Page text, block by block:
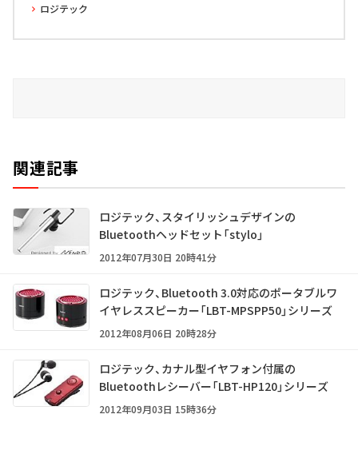
ロジテック
関連記事
ロジテック、スタイリッシュデザインの
Bluetoothヘッドセット「stylo」
2012年07月30日 20時41分
ロジテック、Bluetooth 3.0対応のポータブルワ
イヤレススピーカー「LBT-MPSPP50」シリーズ
2012年08月06日 20時28分
ロジテック、カナル型イヤフォン付属の
Bluetoothレシーバー「LBT-HP120」シリーズ
2012年09月03日 15時36分